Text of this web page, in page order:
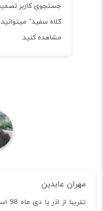
جستجوی کاربر تصمیم
کلاه سفید” میتوانید نمونه
مشاهده کنید.
عابدین
تقریبا از اذر یا